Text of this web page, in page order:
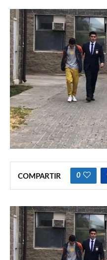
COMPARTIR 0